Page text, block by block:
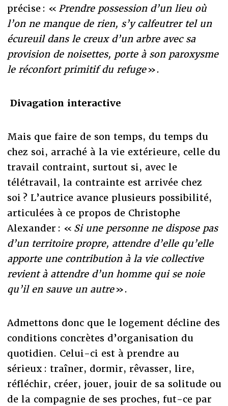
précise : « Prendre possession d’un lieu où
l’on ne manque de rien, s’y calfeutrer tel un
écureuil dans le creux d’un arbre avec sa
provision de noisettes, porte à son paroxysme
le réconfort primitif du refuge».
Divagation interactive
Mais que faire de son temps, du temps du
chez soi, arraché à la vie extérieure, celle du
travail contraint, surtout si, avec le
télétravail, la contrainte est arrivée chez
soi ? L’autrice avance plusieurs possibilité,
articulées à ce propos de Christophe
Alexander : « Si une personne ne dispose pas
d’un territoire propre, attendre d’elle qu’elle
apporte une contribution à la vie collective
revient à attendre d’un homme qui se noie
qu’il en sauve un autre».
Admettons donc que le logement décline des
conditions concrètes d’organisation du
quotidien. Celui-ci est à prendre au
sérieux : traîner, dormir, rêvasser, lire,
réfléchir, créer, jouer, jouir de sa solitude ou
de la compagnie de ses proches, fut-ce par